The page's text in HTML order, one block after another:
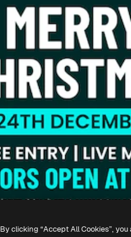
By clicking “Accept All Cookies”,